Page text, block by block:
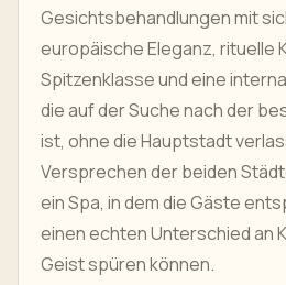
Gesichtsbehandlungen mit
europäische Eleganz, rituelle
Spitzenklasse und eine
die auf der Suche nach der
ist, ohne die Hauptstadt
Versprechen der beiden
ein Spa, in dem die Gäste
einen echten Unterschied an
Geist spüren können.